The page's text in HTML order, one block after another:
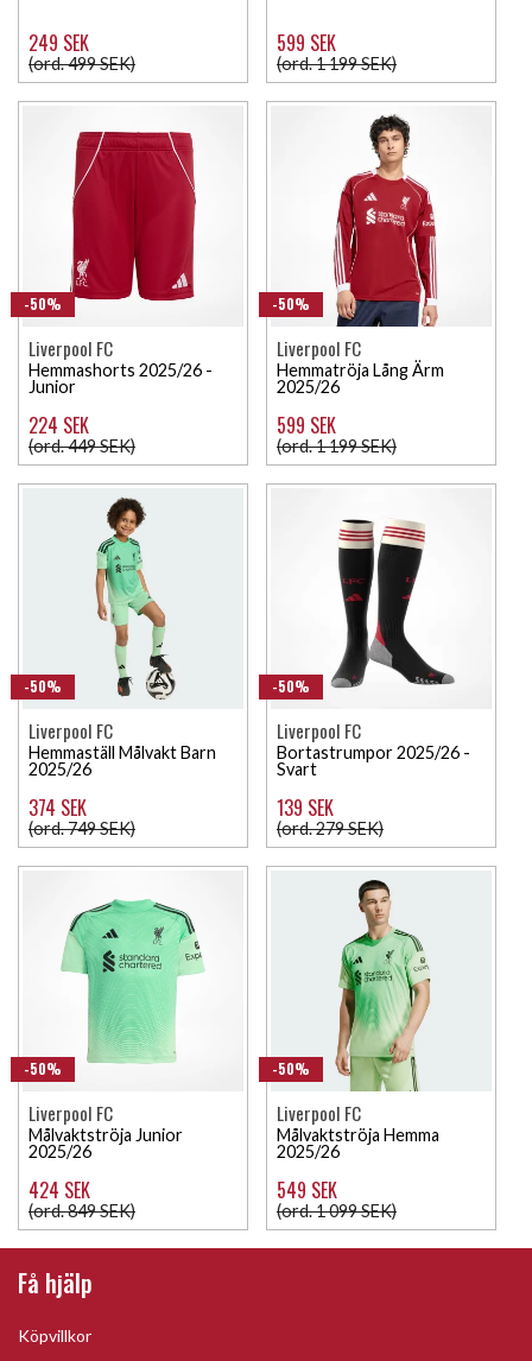
249 SEK
(ord. 499 SEK)
599 SEK
(ord. 1 199 SEK)
-50%
Liverpool FC
Hemmashorts 2025/26 -
Junior
224 SEK
(ord. 449 SEK)
-50%
Liverpool FC
Hemmatröja Lång Ärm
2025/26
599 SEK
(ord. 1 199 SEK)
-50%
Liverpool FC
Hemmaställ Målvakt Barn
2025/26
374 SEK
(ord. 749 SEK)
-50%
Liverpool FC
Bortastrumpor 2025/26 -
Svart
139 SEK
(ord. 279 SEK)
-50%
Liverpool FC
Målvaktströja Junior
2025/26
424 SEK
(ord. 849 SEK)
-50%
Liverpool FC
Målvaktströja Hemma
2025/26
549 SEK
(ord. 1 099 SEK)
Få hjälp
Köpvillkor